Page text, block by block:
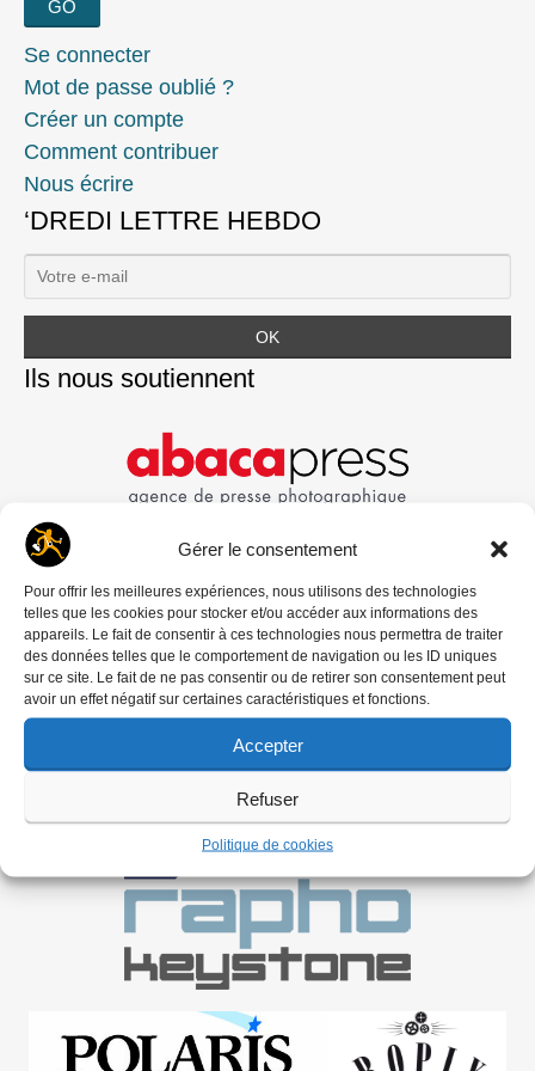
Gérer le consentement
Pour offrir les meilleures expériences, nous utilisons des technologies
telles que les cookies pour stocker et/ou accéder aux informations des
appareils. Le fait de consentir à ces technologies nous permettra de traiter
des données telles que le comportement de navigation ou les ID uniques
sur ce site. Le fait de ne pas consentir ou de retirer son consentement peut
avoir un effet négatif sur certaines caractéristiques et fonctions.
Accepter
Refuser
Politique de cookies
Se connecter
Mot de passe oublié ?
Créer un compte
Comment contribuer
Nous écrire
‘DREDI LETTRE HEBDO
Ils nous soutiennent